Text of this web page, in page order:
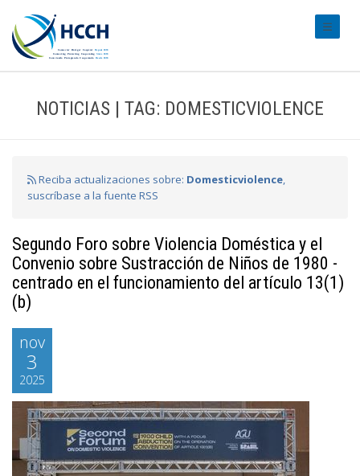
NOTICIAS | TAG: DOMESTICVIOLENCE
Reciba actualizaciones sobre: Domesticviolence,
suscríbase a la fuente RSS
Segundo Foro sobre Violencia Doméstica y el
Convenio sobre Sustracción de Niños de 1980 -
centrado en el funcionamiento del artículo 13(1)
(b)
nov
3
2025